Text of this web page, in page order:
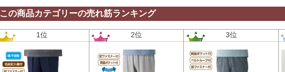
この商品カテゴリーの売れ筋ランキング
1位 2位 3位